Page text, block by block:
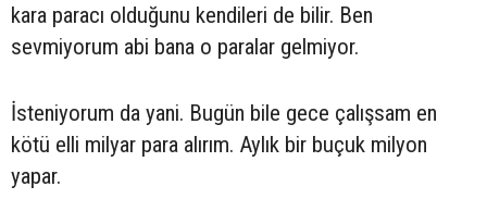
kara paracı olduğunu kendileri de bilir. Ben
sevmiyorum abi bana o paralar gelmiyor.
İsteniyorum da yani. Bugün bile gece çalışsam en
kötü elli milyar para alırım. Aylık bir buçuk milyon
yapar.